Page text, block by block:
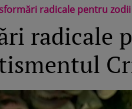
radicale pentru
radicale